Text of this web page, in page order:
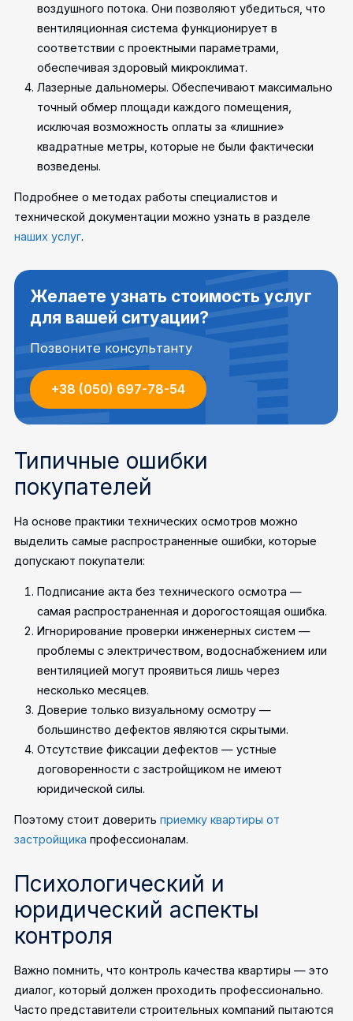
воздушного потока. Они позволяют убедиться, что
вентиляционная система функционирует в
соответствии с проектными параметрами,
обеспечивая здоровый микроклимат.
Лазерные дальномеры. Обеспечивают максимально
точный обмер площади каждого помещения,
исключая возможность оплаты за «лишние»
квадратные метры, которые не были фактически
возведены.
Подробнее о методах работы специалистов и
технической документации можно узнать в разделе
наших услуг.
Желаете узнать стоимость услуг
для вашей ситуации?
Позвоните консультанту
+38 (050) 697-78-54
Типичные ошибки
покупателей
На основе практики технических осмотров можно
выделить самые распространенные ошибки, которые
допускают покупатели:
Подписание акта без технического осмотра —
самая распространенная и дорогостоящая ошибка.
Игнорирование проверки инженерных систем —
проблемы с электричеством, водоснабжением или
вентиляцией могут проявиться лишь через
несколько месяцев.
Доверие только визуальному осмотру —
большинство дефектов являются скрытыми.
Отсутствие фиксации дефектов — устные
договоренности с застройщиком не имеют
юридической силы.
Поэтому стоит доверитьприемку квартиры от
застройщика профессионалам.
Психологический и
юридический аспекты
контроля
Важно помнить, что контроль качества квартиры — это
диалог, который должен проходить профессионально.
Часто представители строительных компаний пытаются